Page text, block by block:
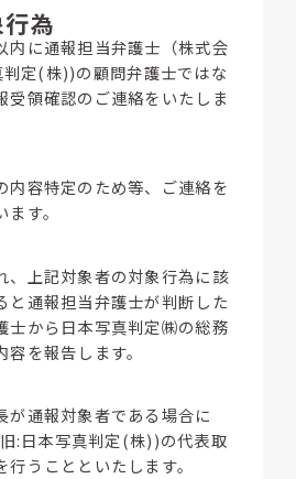
為
内に通報担当弁護士（株式会
定(株))の顧問弁護士ではな
受領確認のご連絡をいたしま
内容特定のため等、ご連絡を
す。
、上記対象者の対象行為に該
と通報担当弁護士が判断した
士から日本写真判定㈱の総務
を報告します。
が通報対象者である場合に
:日本写真判定(株))の代表取
うことといたします。